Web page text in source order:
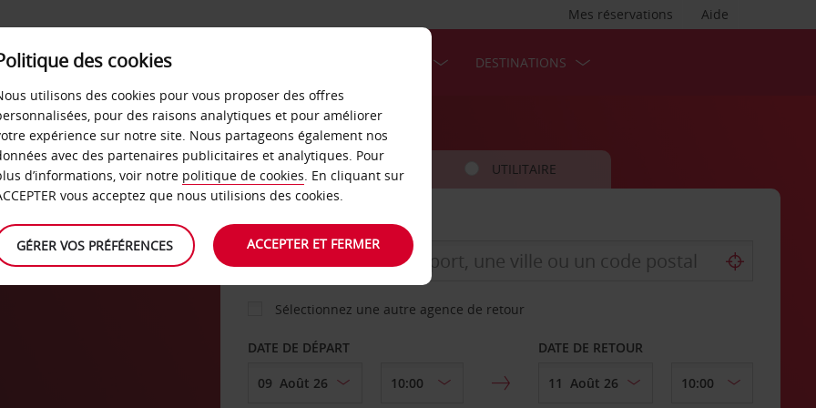
Aide
Mes réservations
LIBRE-SERVICE DESTINATIONS
VOITURE UTILITAIRE
AGENCE DE DÉPART
Sélectionnez une autre agence de retour
DATE DE DÉPART DATE DE RETOUR
des cookies
utilisons des cookies pour vous proposer des offres
pour des raisons analytiques et pour améliorer
expérience sur notre site. Nous partageons également nos
avec des partenaires publicitaires et analytiques. Pour
d’informations, voir notre politique de cookies. En cliquant sur
vous acceptez que nous utilisions des cookies.
GÉRER VOS PRÉFÉRENCES ACCEPTER ET FERMER